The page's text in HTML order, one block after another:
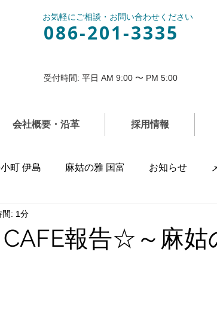
086-201-3335
お気軽にご相談・お問い合わせください
受付時間: 平日 AM 9:00 〜 PM 5:00
会社概要・沿革 採用情報
町 伊島 麻姑の雅 国富 お知らせ
CAFE報告☆～麻姑
間: 1分